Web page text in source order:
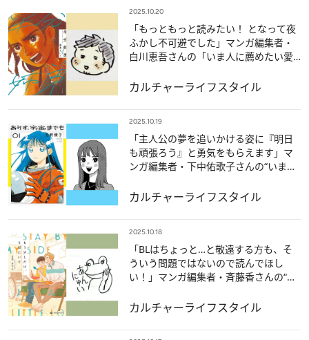
2025.10.20
「もっともっと読みたい！ となって夜
ふかし不可避でした」マンガ編集者・
白川恵吾さんの「いま人に薦めたい愛
カルチャーライフスタイル
2025.10.19
「主人公の夢を追いかける姿に『明日
も頑張ろう』と勇気をもらえます」マ
ンガ編集者・下中佑歌子さんの“いま人
カルチャーライフスタイル
2025.10.18
「BLはちょっと…と敬遠する方も、そ
ういう問題ではないので読んでほし
い！」マンガ編集者・斉藤香さんの“い
カルチャーライフスタイル